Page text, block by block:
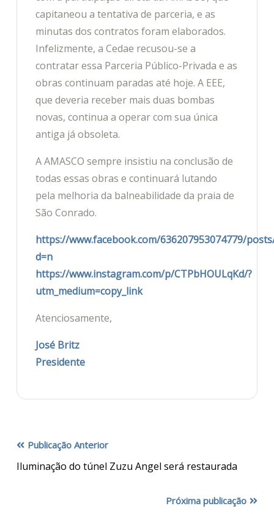
capitaneou a tentativa de parceria, e as
minutas dos contratos foram elaborados.
Infelizmente, a Cedae recusou-se a
contratar essa Parceria Público-Privada e as
obras continuam paradas até hoje. A EEE,
que deveria receber mais duas bombas
novas, continua a operar com sua única
antiga já obsoleta.
A AMASCO sempre insistiu na conclusão de
todas essas obras e continuará lutando
pela melhoria da balneabilidade da praia de
São Conrado.
https://www.facebook.com/636207953074779/
d=n
https://www.instagram.com/p/CTPbHOULqKd/?
utm_medium=copy_link
Atenciosamente,
José Britz
Presidente
Publicação Anterior
Iluminação do túnel Zuzu Angel será restaurada
Próxima publicação